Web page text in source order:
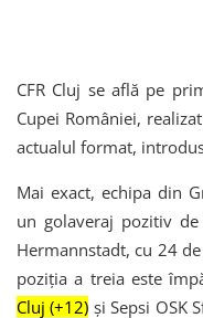
CFR Cluj se află pe
Cupei României,
actualul format,
Mai exact, echipa din
un golaveraj pozitiv
Hermannstadt, cu 24
poziția a treia este
Cluj (+12) și Sepsi OSK